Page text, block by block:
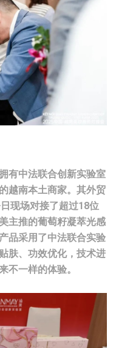
有中法联合创新实验室
越南本土商家。其外贸
现场对接了超过18位
主推的葡萄籽凝萃光感
品采用了中法联合实验
肤、功效优化，技术进
不一样的体验。